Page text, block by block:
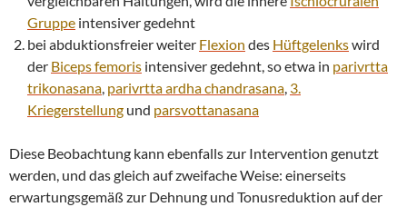
Gruppe intensiver gedehnt
bei abduktionsfreier weiter Flexion des Hüftgelenkswird
der Biceps femoris intensiver gedehnt, so etwa in parivrtta
trikonasana, parivrttaardha chandrasana, 3.
Kriegerstellung und parsvottanasana
Diese Beobachtung kann ebenfalls zur Intervention genutzt
werden, und das gleich auf zweifache Weise: einerseits
erwartungsgemäß zur Dehnung und Tonusreduktion auf der